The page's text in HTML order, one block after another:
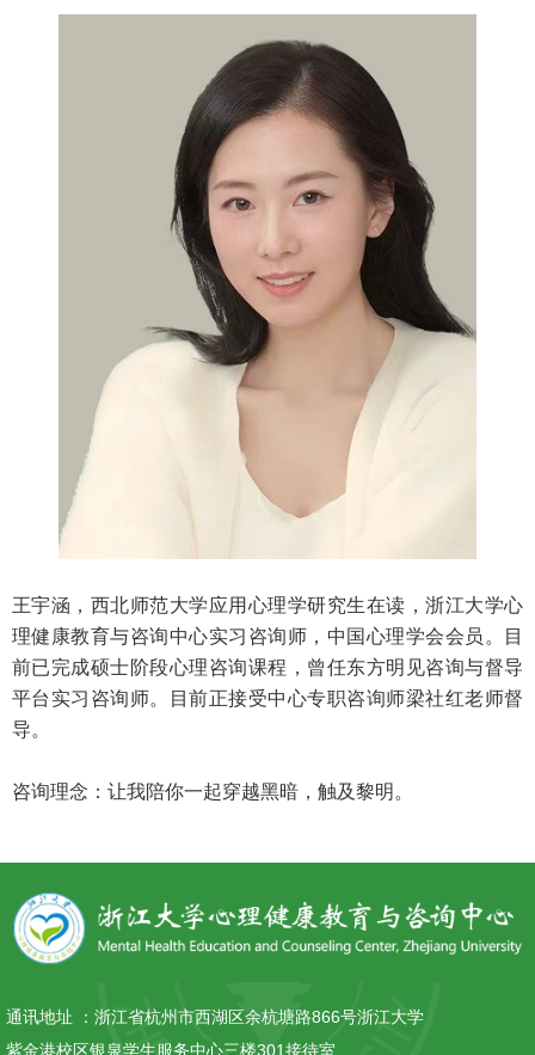
王宇涵，西北师范大学应用心理学研究生在读，浙江大学心
理健康教育与咨询中心实习咨询师，中国心理学会会员。目
前已完成硕士阶段心理咨询课程，曾任东方明见咨询与督导
平台实习咨询师。目前正接受中心专职咨询师梁社红老师督
导。
咨询理念：让我陪你一起穿越黑暗，触及黎明。
通讯地址 ： 浙江省杭州市西湖区余杭塘路866号浙江大学
紫金港校区银泉学生服务中心三楼301接待室